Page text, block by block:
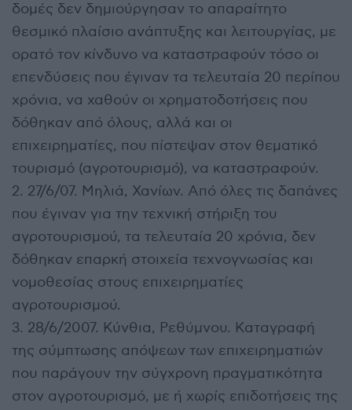
δομές δεν δημιούργησαν το απαραίτητο
θεσμικό πλαίσιο ανάπτυξης και λειτουργίας, με
ορατό τον κίνδυνο να καταστραφούν τόσο οι
επενδύσεις που έγιναν τα τελευταία 20 περίπου
χρόνια, να χαθούν οι χρηματοδοτήσεις που
δόθηκαν από όλους, αλλά και οι
επιχειρηματίες, που πίστεψαν στον θεματικό
τουρισμό (αγροτουρισμό), να καταστραφούν.
2. 27/6/07. Μηλιά, Χανίων. Από όλες τις δαπάνες
που έγιναν για την τεχνική στήριξη του
αγροτουρισμού, τα τελευταία 20 χρόνια, δεν
δόθηκαν επαρκή στοιχεία τεχνογνωσίας και
νομοθεσίας στους επιχειρηματίες
αγροτουρισμού.
3. 28/6/2007. Κύνθια, Ρεθύμνου. Καταγραφή
της σύμπτωσης απόψεων των επιχειρηματιών
που παράγουν την σύγχρονη πραγματικότητα
στον αγροτουρισμό, με ή χωρίς επιδοτήσεις της